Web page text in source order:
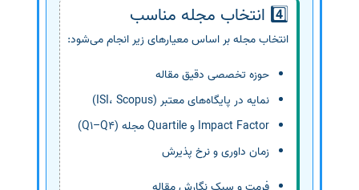
4️⃣ انتخاب مجله مناسب
انتخاب مجله بر اساس معیارهای زیر انجام می‌شود:
حوزه تخصصی دقیق مقاله
نمایه در پایگاه‌های معتبر (ISI، Scopus)
Impact Factor و Quartile مجله (Q1–Q4)
زمان داوری و نرخ پذیرش